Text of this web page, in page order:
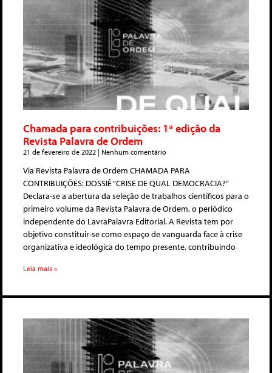
Chamada para contribuições: 1ª edição da
Revista Palavra de Ordem
21 de fevereiro de 2022 Nenhum comentário
Via Revista Palavra de Ordem CHAMADA PARA
CONTRIBUIÇÕES: DOSSIÊ “CRISE DE QUAL DEMOCRACIA?”
Declara-se a abertura da seleção de trabalhos científicos para o
primeiro volume da Revista Palavra de Ordem, o periódico
independente do LavraPalavra Editorial. A Revista tem por
objetivo constituir-se como espaço de vanguarda face à crise
organizativa e ideológica do tempo presente, contribuindo
Leia mais »